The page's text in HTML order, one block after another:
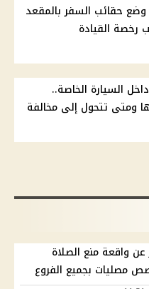
وضع حقائب السفر بالمقعد
رخصة القيادة
السيارة الخاصة..
ومتى تتحول إلى مخالفة
واقعة منع الصلاة
مصليات بجميع الفروع